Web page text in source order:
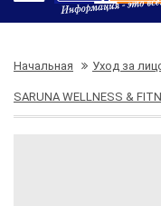
Начальная Уход за
SARUNA WELLNESS &